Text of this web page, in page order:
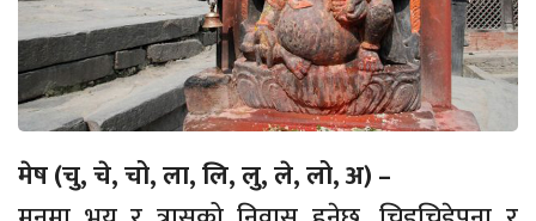
मेष (चु, चे, चो, ला, लि, लु, ले, लो, अ) –